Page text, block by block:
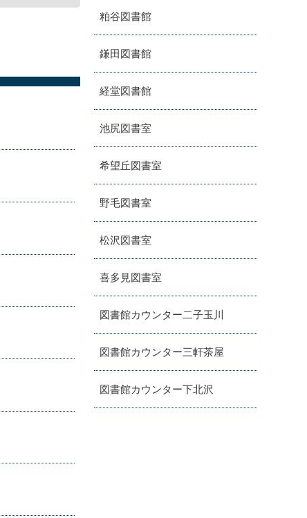
粕谷図書館
鎌田図書館
経堂図書館
池尻図書室
希望丘図書室
野毛図書室
松沢図書室
喜多見図書室
図書館カウンター二子玉川
図書館カウンター三軒茶屋
図書館カウンター下北沢